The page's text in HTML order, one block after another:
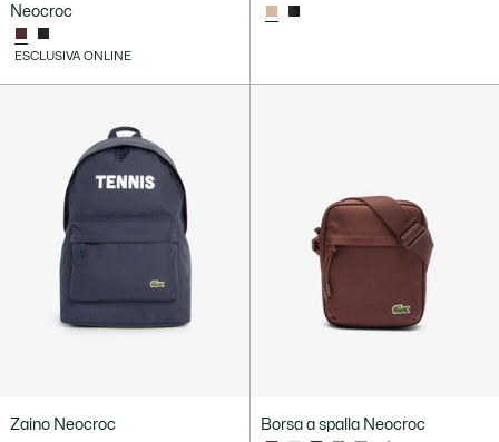
Neocroc
ESCLUSIVA ONLINE
Zaino Neocroc Borsa a spalla Neocroc